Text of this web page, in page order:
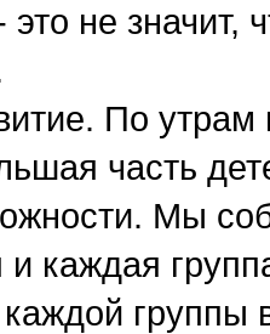
это не
По
часть
Мы
каждая